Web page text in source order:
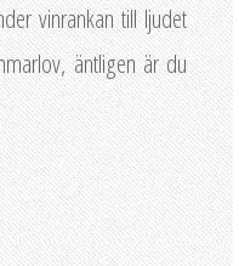
vinrankan till ljudet
äntligen är du